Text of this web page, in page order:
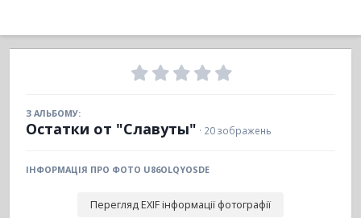
З АЛЬБОМУ:
Остатки от "Славуты" · 20 зображень
ІНФОРМАЦІЯ ПРО ФОТО U86OLQYOSDE
Перегляд EXIF інформації фотографії